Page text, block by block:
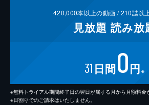
420,000本以上の動画 /210誌以
見放題 読み放
31 日間0円 ※
※無料トライアル期間終了日の翌日が属する月から月額料金
※日割りでのご請求はいたしません。